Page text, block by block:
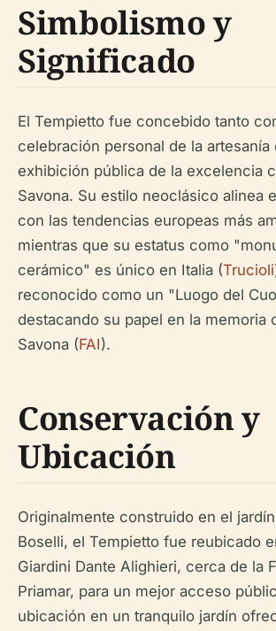
Simbolismo y
Significado
El Tempietto fue concebido tanto
celebración personal de la artesanía
exhibición pública de la excelencia
Savona. Su estilo neoclásico alinea
con las tendencias europeas más
mientras que su estatus como
cerámico" es único en Italia (Trucioli
reconocido como un "Luogo del
destacando su papel en la memoria
Savona (FAI).
Conservación y
Ubicación
Originalmente construido en el
Boselli, el Tempietto fue reubicado
Giardini Dante Alighieri, cerca de la
Priamar, para un mejor acceso
ubicación en un tranquilo jardín